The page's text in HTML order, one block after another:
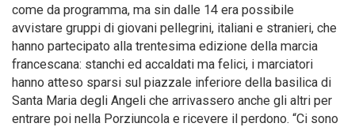
come da programma, ma sin dalle 14 era possibile
avvistare gruppi di giovani pellegrini, italiani e stranieri, che
hanno partecipato alla trentesima edizione della marcia
francescana: stanchi ed accaldati ma felici, i marciatori
hanno atteso sparsi sul piazzale inferiore della basilica di
Santa Maria degli Angeli che arrivassero anche gli altri per
entrare poi nella Porziuncola e ricevere il perdono. “Ci sono